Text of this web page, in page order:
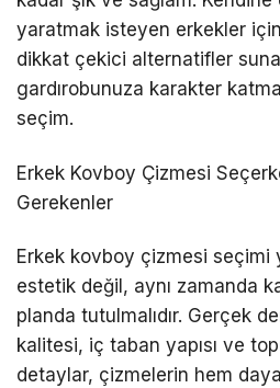
yaratmak isteyen erkekler
dikkat çekici alternatifler
gardırobunuza karakter
seçim.
Erkek Kovboy Çizmesi
Gerekenler
Erkek kovboy çizmesi seçimi
estetik değil, aynı zamanda
planda tutulmalıdır. Gerçek
kalitesi, iç taban yapısı ve
detaylar, çizmelerin hem